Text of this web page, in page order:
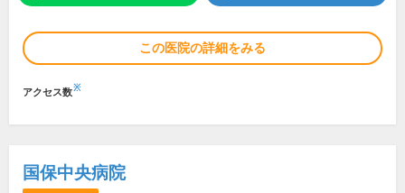
この医院の詳細をみる
アクセス数※
国保中央病院